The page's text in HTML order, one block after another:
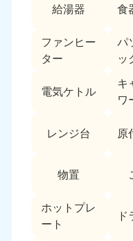
給湯器 食
ファンヒー
ター
パ
ッ
電気ケトル
キ
ワ
レンジ台 原
物置
ホットプレ
ート